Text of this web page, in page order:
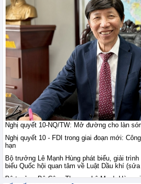
Tin hàng hoá thế giới - Thứ hai, 10-8-2026
Thị trường nông
giới ngày 10/8:
tăng do rủi ro
ngô, đậu
nhẹ; đường tăng mạnh
Tin hàng hoá thế giới - Thứ hai, 10-8-2026
Tham gia sâu thị
công nghiệp chế
Lan: Doanh
Hội nhập - Thứ hai, 10-8-2026
Việt Nam -
chương hợp
Nghị quyết 10-NQ/TW: Mở đường cho làn
Nghị quyết 10 - FDI trong giai đoạn mới:
hạn
Bộ trưởng Lê Mạnh Hùng phát biểu, giải
biểu Quốc hội quan tâm về Luật Dầu khí
Bộ trưởng Bộ Công Thương Lê Mạnh Hùng